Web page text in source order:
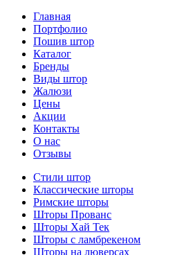
Главная
Портфолио
Пошив штор
Каталог
Бренды
Виды штор
Жалюзи
Цены
Акции
Контакты
О нас
Отзывы
Стили штор
Классические шторы
Римские шторы
Шторы Прованс
Шторы Хай Тек
Шторы с ламбрекеном
Шторы на люверсах